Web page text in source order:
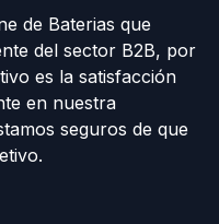
de Baterias que
del sector B2B, por
es la satisfacción
en nuestra
seguros de que